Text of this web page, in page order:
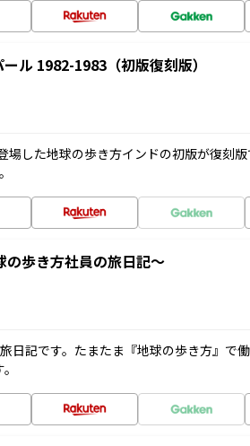
ル 1982-1983（初版復刻版）
場した地球の歩き方インドの初版が復刻
の歩き方社員の旅日記～
日記です。たまたま『地球の歩き方』で